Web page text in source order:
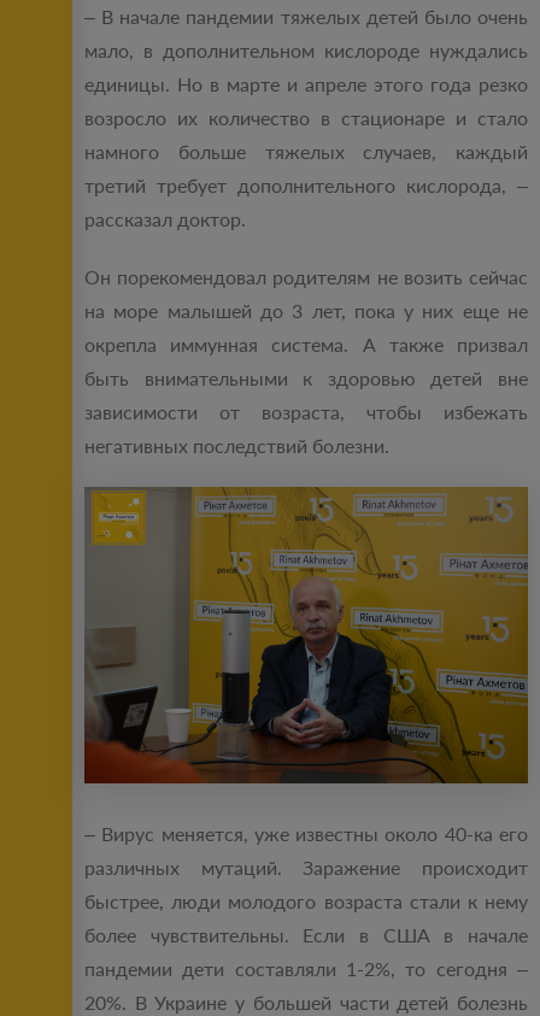
– В начале пандемии тяжелых детей было очень
мало, в дополнительном кислороде нуждались
единицы. Но в марте и апреле этого года резко
возросло их количество в стационаре и стало
намного больше тяжелых случаев, каждый
третий требует дополнительного кислорода, –
рассказал доктор.
Он порекомендовал родителям не возить сейчас
на море малышей до 3 лет, пока у них еще не
окрепла иммунная система. А также призвал
быть внимательными к здоровью детей вне
зависимости от возраста, чтобы избежать
негативных последствий болезни.
– Вирус меняется, уже известны около 40-ка его
различных мутаций. Заражение происходит
быстрее, люди молодого возраста стали к нему
более чувствительны. Если в США в начале
пандемии дети составляли 1-2%, то сегодня –
20%. В Украине у большей части детей болезнь